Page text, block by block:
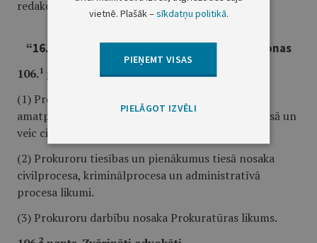
redakcijā:
“16.
nodaļa. Tiesu sistēmai piederīgas personas
106.1 pants. Prokurori
(1) Prokurori ir tiesu sistēmai piederīgas
amatpersonas, kuras piedalās lietu izskatīšanā tiesā un
veic citus pienākumus saskaņā ar likumu.
(2) Prokuroru tiesības un pienākumus tiesā nosaka
civilprocesa, kriminālprocesa un administratīvā
procesa likumi.
(3) Prokuroru darbību nosaka Prokuratūras likums.
2
vietnē. Plašāk –sīkdatņu politikā.
PIEŅEMT VISAS
PIELĀGOT IZVĒLI